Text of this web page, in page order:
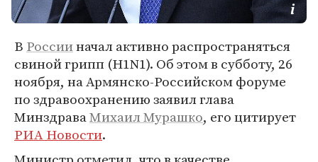
В Россииначал активно распространяться
свиной грипп (H1N1). Об этом в субботу, 26
ноября, на Армянско-Российском форуме
по здравоохранению заявил глава
МинздраваМихаил Мурашко, его цитирует
РИА Новости.